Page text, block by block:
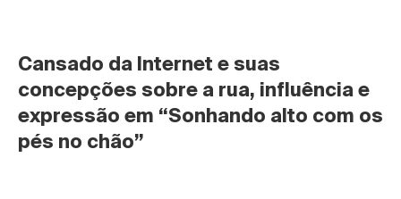
Cansado da Internet e suas
concepções sobre a rua, influência e
expressão em “Sonhando alto com os
pés no chão”